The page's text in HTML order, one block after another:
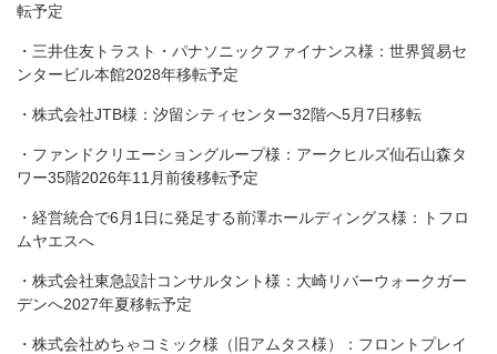
転予定
・三井住友トラスト・パナソニックファイナンス様：世界貿易セ
ンタービル本館2028年移転予定
・株式会社JTB様：汐留シティセンター32階へ5月7日移転
・ファンドクリエーショングループ様：アークヒルズ仙石山森タ
ワー35階2026年11月前後移転予定
・経営統合で6月1日に発足する前澤ホールディングス様：トフロ
ムヤエスへ
・株式会社東急設計コンサルタント様：大崎リバーウォークガー
デンへ2027年夏移転予定
・株式会社めちゃコミック様（旧アムタス様）：フロントプレイ